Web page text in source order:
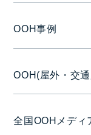
月曜日
OOH事例
OOH(屋外・交
全国OOHメディ